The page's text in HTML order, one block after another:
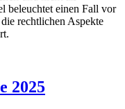
beleuchtet einen Fall vor
rechtlichen Aspekte
2025